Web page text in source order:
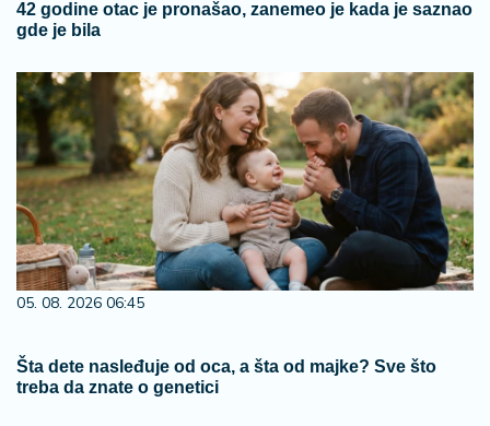
42 godine otac je pronašao, zanemeo je kada je saznao
gde je bila
05. 08. 2026 06:45
Šta dete nasleđuje od oca, a šta od majke? Sve što
treba da znate o genetici